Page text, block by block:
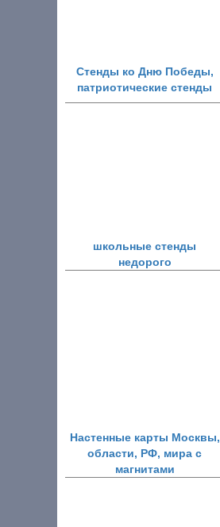
Стенды ко Дню Победы,
патриотические стенды
школьные стенды
недорого
Настенные карты Москвы,
области, РФ, мира с
магнитами